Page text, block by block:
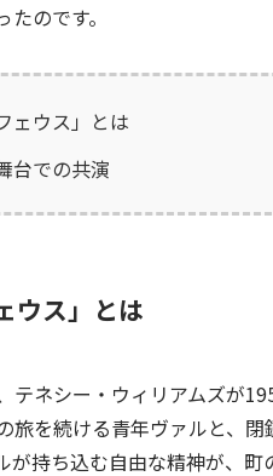
のです。
ェウス」とは
台での共演
ウス」とは
テネシー・ウィリアムズが
旅を続ける青年ヴァルと、
持ち込む自由な精神が、町